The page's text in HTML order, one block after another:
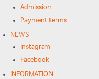
Admission
Payment terms
NEWS
Instagram
Facebook
INFORMATION